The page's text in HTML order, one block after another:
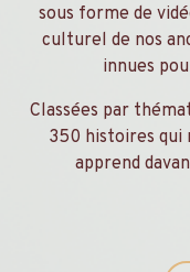
sous forme de
culturel de nos
innues
Classées par
350 histoires qui
apprend